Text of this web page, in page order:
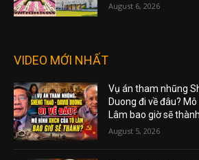
August 6, 2026
VIDEO MỚI NHẤT
Vụ án tham nhũng
Duong đi về đâu?
Lâm bao giờ sẽ
August 5, 2026